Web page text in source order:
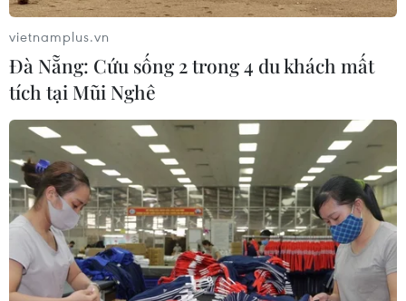
TIN CÙNG CHUYÊN MỤC
Từ 10-11/8, Bắc Bộ và Trung Bộ có
vietnamplus.vn
Đà Nẵng: Cứu sống 2 trong 4 du khách mất
tích tại Mũi Nghê